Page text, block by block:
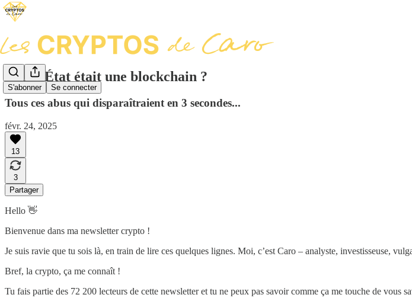
S'abonner Se connecter
Et si l’État était une blockchain ?
Tous ces abus qui disparaîtraient en 3 secondes...
févr. 24, 2025
13
3
Partager
Hello 👋
Bienvenue dans ma newsletter crypto !
Je suis ravie que tu sois là, en train de lire ces quelques lignes. Moi, c’est Caro – analyste, investisseuse,
Bref, la crypto, ça me connaît !
Tu fais partie des 72 200 lecteurs de cette newsletter et tu ne peux pas savoir comme ça me touche de vous